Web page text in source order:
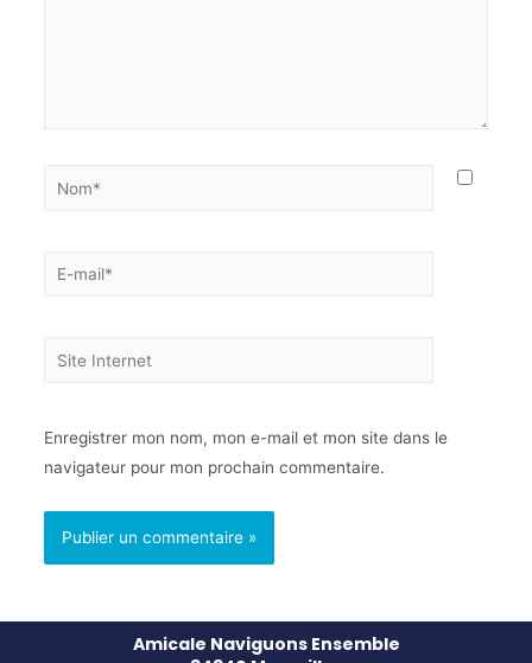
Enregistrer mon nom, mon e-mail et mon site dans le
navigateur pour mon prochain commentaire.
Amicale Naviguons Ensemble